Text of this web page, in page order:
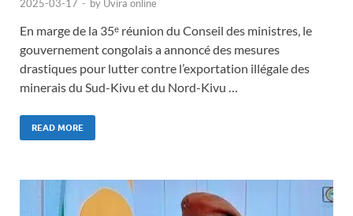
2025-03-17 - by Uvira online
En marge de la 35ᵉ réunion du Conseil des ministres, le
gouvernement congolais a annoncé des mesures
drastiques pour lutter contre l’exportation illégale des
minerais du Sud-Kivu et du Nord-Kivu …
READ MORE